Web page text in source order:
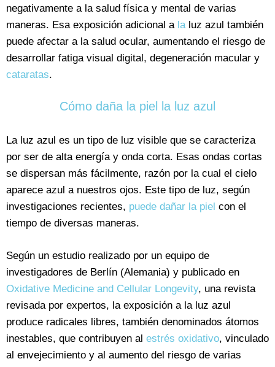
negativamente a la salud física y mental de varias
maneras. Esa exposición adicional a laluz azul también
puede afectar a la salud ocular, aumentando el riesgo de
desarrollar fatiga visual digital, degeneración macular y
cataratas.
Cómo daña la piel la luz azul
La luz azul es un tipo de luz visible que se caracteriza
por ser de alta energía y onda corta. Esas ondas cortas
se dispersan más fácilmente, razón por la cual el cielo
aparece azul a nuestros ojos. Este tipo de luz, según
investigaciones recientes, puede dañar la piel con el
tiempo de diversas maneras.
Según un estudio realizado por un equipo de
investigadores de Berlín (Alemania) y publicado en
Oxidative Medicine and Cellular Longevity, una revista
revisada por expertos, la exposición a la luz azul
produce radicales libres, también denominados átomos
inestables, que contribuyen al estrés oxidativo, vinculado
al envejecimiento y al aumento del riesgo de varias